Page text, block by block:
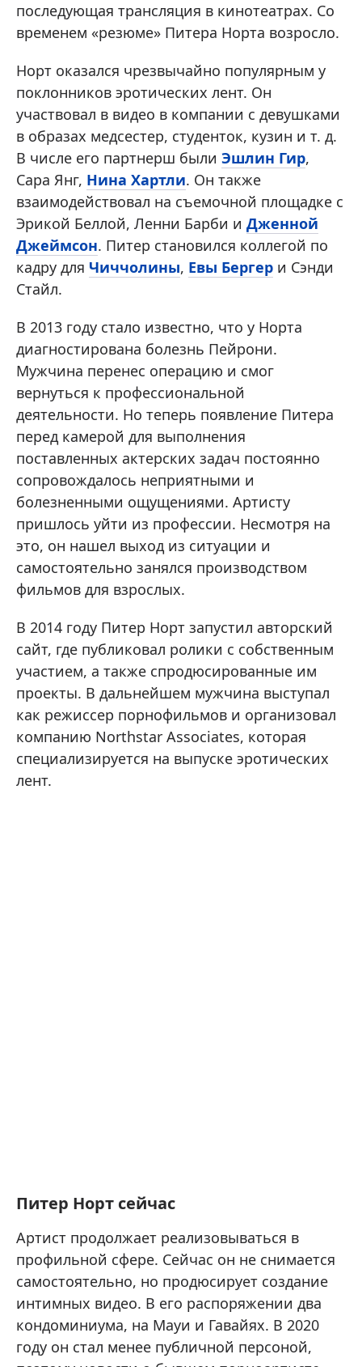
последующая трансляция в кинотеатрах. Со
временем «резюме» Питера Норта возросло.
Норт оказался чрезвычайно популярным у
поклонников эротических лент. Он
участвовал в видео в компании с девушками
в образах медсестер, студенток, кузин и т. д.
В числе его партнерш были Эшлин Гир,
Сара Янг, Нина Хартли. Он также
взаимодействовал на съемочной площадке с
Эрикой Беллой, Ленни Барби и Дженной
Джеймсон. Питер становился коллегой по
кадру для Чиччолины, Евы Бергер и Сэнди
Стайл.
В 2013 году стало известно, что у Норта
диагностирована болезнь Пейрони.
Мужчина перенес операцию и смог
вернуться к профессиональной
деятельности. Но теперь появление Питера
перед камерой для выполнения
поставленных актерских задач постоянно
сопровождалось неприятными и
болезненными ощущениями. Артисту
пришлось уйти из профессии. Несмотря на
это, он нашел выход из ситуации и
самостоятельно занялся производством
фильмов для взрослых.
В 2014 году Питер Норт запустил авторский
сайт, где публиковал ролики с собственным
участием, а также спродюсированные им
проекты. В дальнейшем мужчина выступал
как режиссер порнофильмов и организовал
компанию Northstar Associates, которая
специализируется на выпуске эротических
лент.
Питер Норт сейчас
Артист продолжает реализовываться в
профильной сфере. Сейчас он не снимается
самостоятельно, но продюсирует создание
интимных видео. В его распоряжении два
кондоминиума, на Мауи и Гавайях. В 2020
году он стал менее публичной персоной,